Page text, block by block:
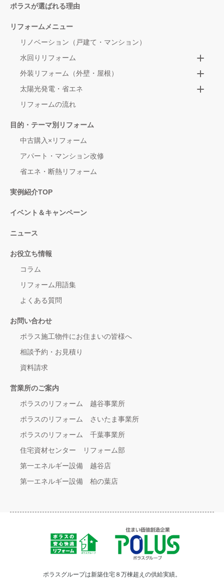
ポラスが選ばれる理由
リフォームメニュー
リノベーション（戸建て・マンション）
水回りリフォーム
外装リフォーム（外壁・屋根）
太陽光発電・省エネ
リフォームの流れ
目的・テーマ別リフォーム
中古購入×リフォーム
アパート・マンション改修
省エネ・断熱リフォーム
実例紹介TOP
イベント＆キャンペーン
ニュース
お役立ち情報
コラム
リフォーム用語集
よくある質問
お問い合わせ
ポラス施工物件にお住まいの皆様へ
相談予約・お見積り
資料請求
営業所のご案内
ポラスのリフォーム 越谷事業所
ポラスのリフォーム さいたま事業所
ポラスのリフォーム 千葉事業所
住宅資材センター リフォーム部
第一エネルギー設備 越谷店
第一エネルギー設備 柏の葉店
ポラスグループは新築住宅８万棟超えの供給実績。